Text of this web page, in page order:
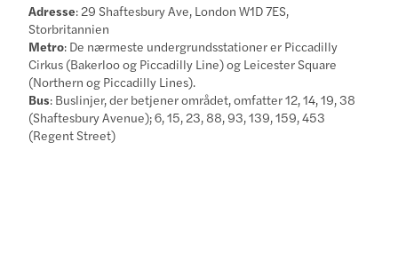
Adresse: 29 Shaftesbury Ave, London W1D 7ES,
Storbritannien
Metro: De nærmeste undergrundsstationer er Piccadilly
Cirkus (Bakerloo og Piccadilly Line) og Leicester Square
(Northern og Piccadilly Lines).
Bus: Buslinjer, der betjener området, omfatter 12, 14, 19, 38
(Shaftesbury Avenue); 6, 15, 23, 88, 93, 139, 159, 453
(Regent Street)